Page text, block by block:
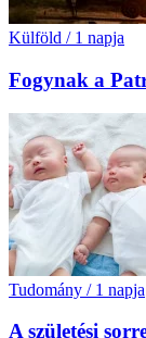
Külföld / 1 napja
Fogynak a
Tudomány / 1 napja
A születési